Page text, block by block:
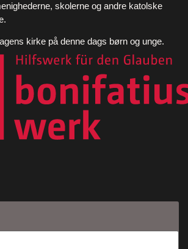
skolerne og andre katolske
kirke på denne dags børn og unge.